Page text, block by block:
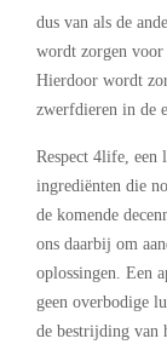
dus van als de
wordt zorgen
Hierdoor wordt
zwerfdieren in de
Respect 4life, een
ingrediënten die
de komende
ons daarbij om
oplossingen. Een
geen overbodige
de bestrijding van